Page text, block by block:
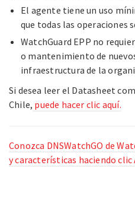
El agente tiene un uso
que todas las operaciones
WatchGuard EPP no
o mantenimiento de
infraestructura de la
Si desea leer el Datasheet
Chile, puede hacer clic aquí.
Conozca DNSWatchGO de
y características haciendo clic